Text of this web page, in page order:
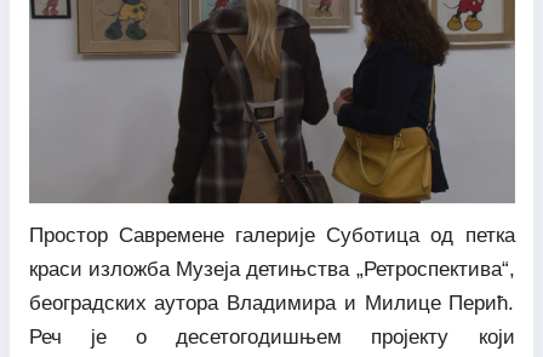
Простор Савремене галерије Суботица од петка
краси изложба Музеја детињства „Ретроспектива“,
београдских аутора Владимира и Милице Перић.
Реч је о десетогодишњем пројекту који